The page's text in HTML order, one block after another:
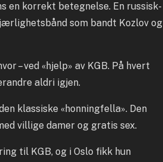
en korrekt betegnelse. En russisk-
som bandt Kozlov og
– ved «hjelp» av KGB. På hvert
aldri igjen.
klassiske «honningfella». Den
villige damer og gratis sex.
til KGB, og i Oslo fikk hun